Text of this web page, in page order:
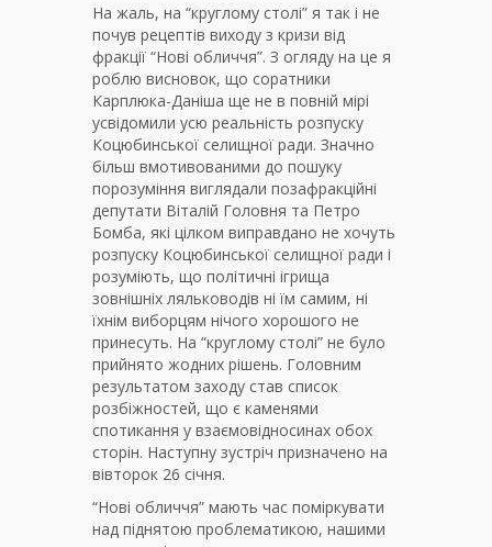
На жаль, на “круглому столі” я так і не
почув рецептів виходу з кризи від
фракції “Нові обличчя”. З огляду на це я
роблю висновок, що соратники
Карплюка-Даніша ще не в повній мірі
усвідомили усю реальність розпуску
Коцюбинської селищної ради. Значно
більш вмотивованими до пошуку
порозуміння виглядали позафракційні
депутати Віталій Головня та Петро
Бомба, які цілком виправдано не хочуть
розпуску Коцюбинської селищної ради і
розуміють, що політичні ігрища
зовнішніх ляльководів ні їм самим, ні
їхнім виборцям нічого хорошого не
принесуть. На “круглому столі” не було
прийнято жодних рішень. Головним
результатом заходу став список
розбіжностей, що є каменями
спотикання у взаємовідносинах обох
сторін. Наступну зустріч призначено на
вівторок 26 січня.
“Нові обличчя” мають час поміркувати
над піднятою проблематикою, нашими